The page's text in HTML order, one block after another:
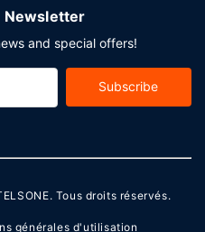
Newsletter
and special offers!
Subscribe
. Tous droits réservés.
générales d'utilisation